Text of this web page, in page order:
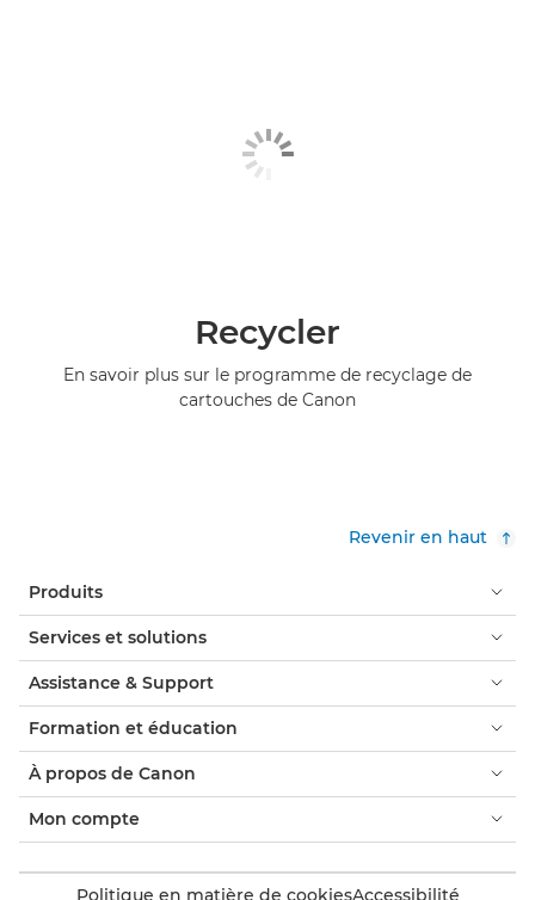
Recycler
En savoir plus sur le programme de recyclage de
cartouches de Canon
Revenir en haut
Produits
Services et solutions
Assistance & Support
Formation et éducation
À propos de Canon
Mon compte
Politique en matière de cookiesAccessibilité